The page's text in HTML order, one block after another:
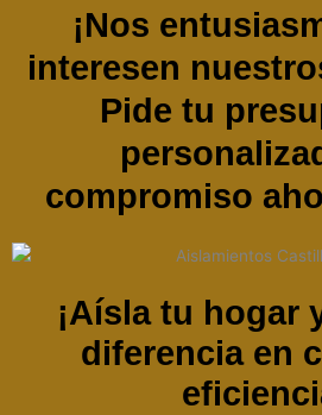
¡Nos
interesen
Pide tu
compromiso
¡Aísla tu hogar
diferencia en